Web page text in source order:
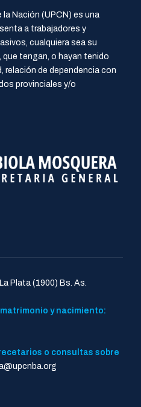
la Nación (UPCN) es una
a trabajadores y
cualquiera sea su
tengan, o hayan tenido
relación de dependencia con
provinciales y/o
Plata (1900) Bs. As.
y nacimiento:
o consultas sobre